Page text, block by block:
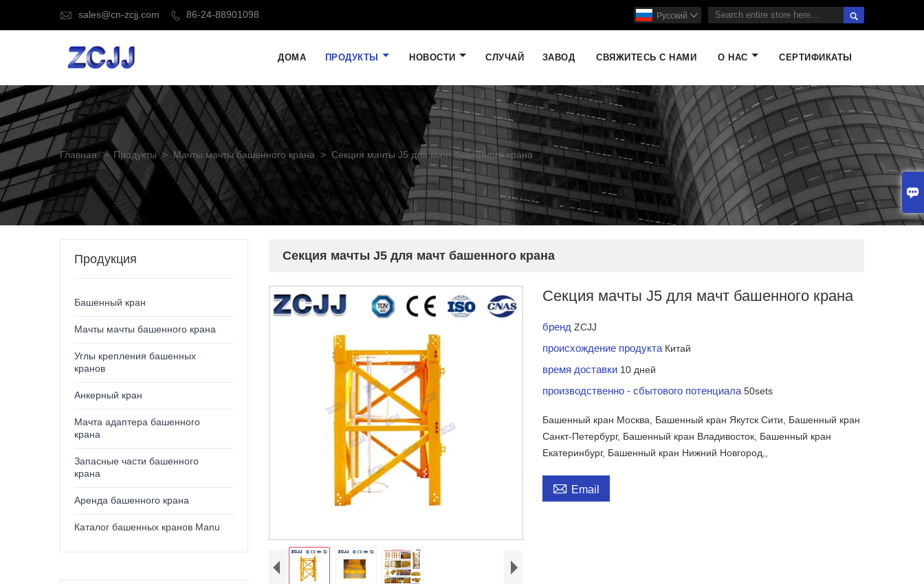

 sales@cn-zcjj.com  86-24-88901098 
Pусский 
ДОМА ПРОДУКТЫ НОВОСТИ СЛУЧАЙ ЗАВОД СВЯЖИТЕСЬ С НАМИ О НАС СЕРТИФИКАТЫ
Главная > Продукты > Мачты мачты башенного крана > Секция мачты J5 для мачт башенного крана
Секция мачты J5 для мачт башенного крана
Секция мачты J5 для мачт башенного крана
брендZCJJ
происхождение продуктаКитай
время доставки 10 дней
производственно - сбытового потенциала50sets
Башенный кран Москва, Башенный кран Якутск Сити, Башенный кран
Санкт-Петербург, Башенный кран Владивосток, Башенный кран
Екатеринбург, Башенный кран Нижний Новгород,,
 Email
Продукция
Башенный кран
Мачты мачты башенного крана
Углы крепления башенных
кранов
Анкерный кран
Мачта адаптера башенного
крана
Запасные части башенного
крана
Аренда башенного крана
Каталог башенных кранов Manu